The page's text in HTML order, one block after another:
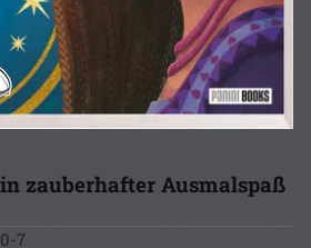
zauberhafter Ausmalspaß
7